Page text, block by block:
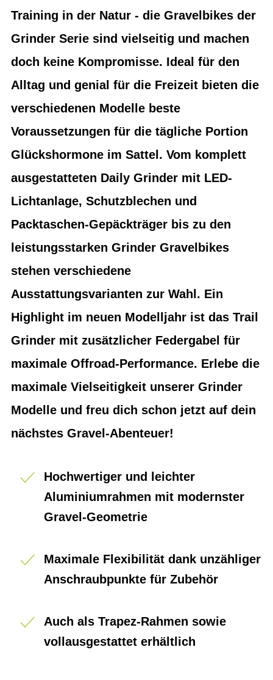
Training in der Natur - die Gravelbikes der
Grinder Serie sind vielseitig und machen
doch keine Kompromisse. Ideal für den
Alltag und genial für die Freizeit bieten die
verschiedenen Modelle beste
Voraussetzungen für die tägliche Portion
Glückshormone im Sattel. Vom komplett
ausgestatteten Daily Grinder mit LED-
Lichtanlage, Schutzblechen und
Packtaschen-Gepäckträger bis zu den
leistungsstarken Grinder Gravelbikes
stehen verschiedene
Ausstattungsvarianten zur Wahl. Ein
Highlight im neuen Modelljahr ist das Trail
Grinder mit zusätzlicher Federgabel für
maximale Offroad-Performance. Erlebe die
maximale Vielseitigkeit unserer Grinder
Modelle und freu dich schon jetzt auf dein
nächstes Gravel-Abenteuer!
Hochwertiger und leichter
Aluminiumrahmen mit modernster
Gravel-Geometrie
Maximale Flexibilität dank unzähliger
Anschraubpunkte für Zubehör
Auch als Trapez-Rahmen sowie
vollausgestattet erhältlich